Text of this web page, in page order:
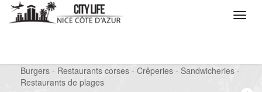
Burgers - Restaurants corses - Crêperies - Sandwicheries -
Restaurants de plages